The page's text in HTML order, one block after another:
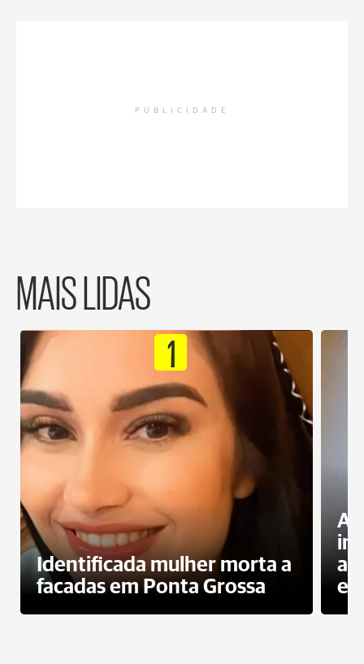
PUBLICIDADE
MAIS LIDAS
1
Identificada mulher morta a
facadas em Ponta Grossa